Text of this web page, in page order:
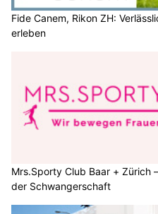
Fide Canem, Rikon ZH:
erleben
Mrs.Sporty Club Baar + Zürich
der Schwangerschaft